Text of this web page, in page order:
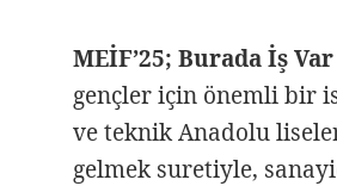
MEİF’25; Burada İş
gençler için önemli bir
ve teknik Anadolu
gelmek suretiyle,